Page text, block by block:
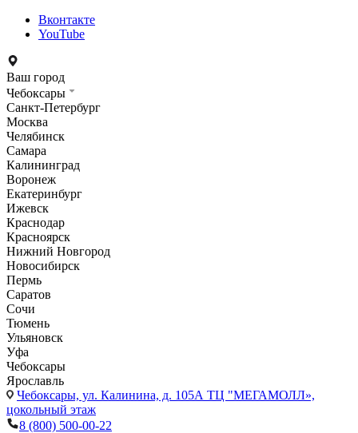
Вконтакте
YouTube
Ваш город
Чебоксары
Санкт-Петербург
Москва
Челябинск
Самара
Калининград
Воронеж
Екатеринбург
Ижевск
Краснодар
Красноярск
Нижний Новгород
Новосибирск
Пермь
Саратов
Сочи
Тюмень
Ульяновск
Уфа
Чебоксары
Ярославль
Чебоксары, ул. Калинина, д. 105А ТЦ "МЕГАМОЛЛ»,
цокольный этаж
8 (800) 500-00-22